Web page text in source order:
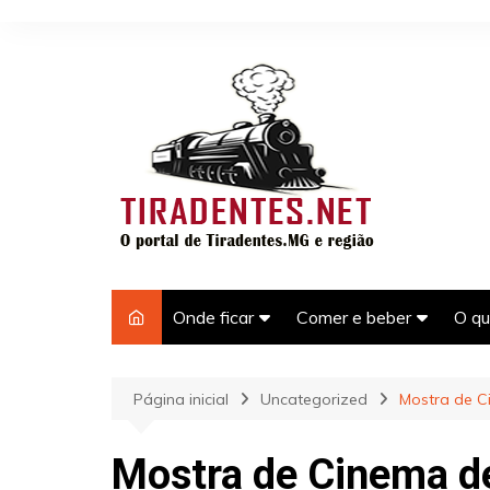
Onde ficar Comer e beber
Restaurantes em
O
Página inicial Uncategorized Mostra de
Mostra de Cinema